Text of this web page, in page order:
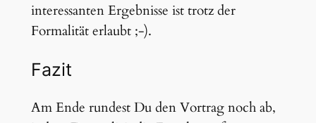
interessanten Ergebnisse ist trotz der
Formalität erlaubt ;-).
Fazit
Am Ende rundest Du den Vortrag noch ab,